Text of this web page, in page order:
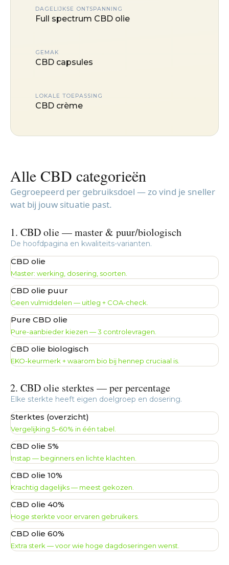
DAGELIJKSE ONTSPANNING
Full spectrum CBD olie
GEMAK
CBD capsules
LOKALE TOEPASSING
CBD crème
Alle CBD categorieën
Gegroepeerd per gebruiksdoel — zo vind je sneller
wat bij jouw situatie past.
1. CBD olie — master & puur/biologisch
De hoofdpagina en kwaliteits-varianten.
CBD olie
Master: werking, dosering, soorten.
CBD olie puur
Geen vulmiddelen — uitleg + COA-check.
Pure CBD olie
Pure-aanbieder kiezen — 3 controlevragen.
CBD olie biologisch
EKO-keurmerk + waarom bio bij hennep cruciaal is.
2. CBD olie sterktes — per percentage
Elke sterkte heeft eigen doelgroep en dosering.
Sterktes (overzicht)
Vergelijking 5–60% in één tabel.
CBD olie 5%
Instap — beginners en lichte klachten.
CBD olie 10%
Krachtig dagelijks — meest gekozen.
CBD olie 40%
Hoge sterkte voor ervaren gebruikers.
CBD olie 60%
Extra sterk — voor wie hoge dagdoseringen wenst.